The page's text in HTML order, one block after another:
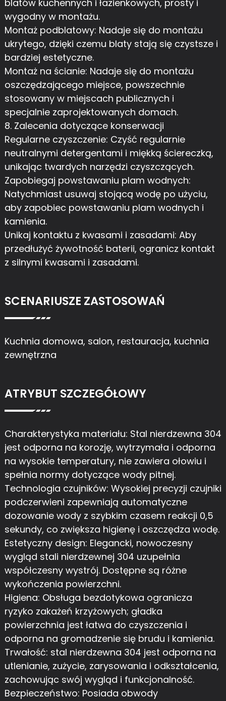
blatów kuchennych i łazienkowych, prosty i
wygodny w montażu.
Montaż podblatowy: Nadaje się do montażu
ukrytego, dzięki czemu blaty stają się czystsze i
bardziej estetyczne.
Montaż na ścianie: Nadaje się do montażu
oszczędzającego miejsce, powszechnie
stosowany w miejscach publicznych i
specjalnie zaprojektowanych domach.
8. Zalecenia dotyczące konserwacji
Regularne czyszczenie: Czyść regularnie
neutralnymi detergentami i miękką ściereczką,
unikając twardych narzędzi czyszczących.
Zapobiegaj powstawaniu plam wodnych:
Natychmiast usuwaj stojącą wodę po użyciu,
aby zapobiec powstawaniu plam wodnych i
kamienia.
Unikaj kontaktu z kwasami i zasadami: Aby
przedłużyć żywotność baterii, ogranicz kontakt
z silnymi kwasami i zasadami.
SCENARIUSZE ZASTOSOWAŃ
Kuchnia domowa, salon, restauracja, kuchnia
zewnętrzna
ATRYBUT SZCZEGÓŁOWY
Charakterystyka materiału: Stal nierdzewna 304
jest odporna na korozję, wytrzymała i odporna
na wysokie temperatury, nie zawiera ołowiu i
spełnia normy dotyczące wody pitnej.
Technologia czujników: Wysokiej precyzji czujniki
podczerwieni zapewniają automatyczne
dozowanie wody z szybkim czasem reakcji 0,5
sekundy, co zwiększa higienę i oszczędza wodę.
Estetyczny design: Elegancki, nowoczesny
wygląd stali nierdzewnej 304 uzupełnia
współczesny wystrój. Dostępne są różne
wykończenia powierzchni.
Higiena: Obsługa bezdotykowa ogranicza
ryzyko zakażeń krzyżowych; gładka
powierzchnia jest łatwa do czyszczenia i
odporna na gromadzenie się brudu i kamienia.
Trwałość: stal nierdzewna 304 jest odporna na
utlenianie, zużycie, zarysowania i odkształcenia,
zachowując swój wygląd i funkcjonalność.
Bezpieczeństwo: Posiada obwody